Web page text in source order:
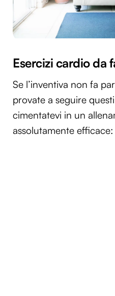
Esercizi cardio da
Se l’inventiva non fa
provate a seguire questi
cimentatevi in un
assolutamente